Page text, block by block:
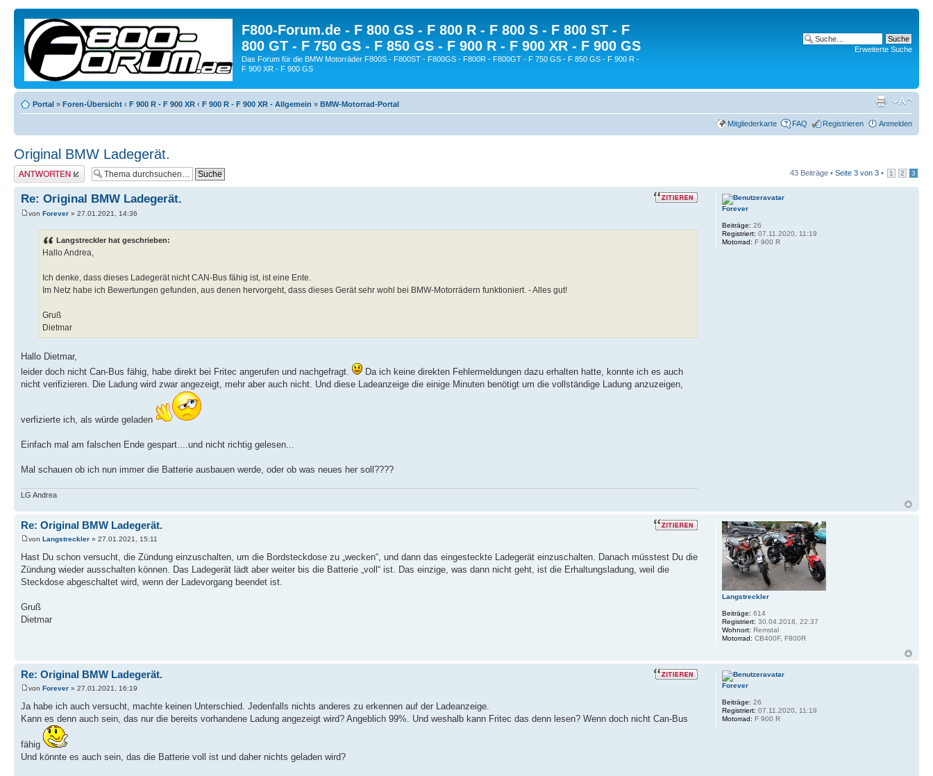
F800-Forum.de - F 800 GS - F 800 R - F 800 S - F 800 ST - F
800 GT - F 750 GS - F 850 GS - F 900 R - F 900 XR - F 900 GS
Das Forum für die BMW Motorräder F800S - F800ST - F800GS - F800R - F800GT - F 750 GS - F 850 GS - F 900 R -
F 900 XR - F 900 GS
Erweiterte Suche
Portal » Foren-Übersicht ‹ F 900 R - F 900 XR ‹ F 900 R - F 900 XR - Allgemein » BMW-Motorrad-Portal
Mitgliederkarte FAQ Registrieren Anmelden
Original BMW Ladegerät.
Antwort schreiben 43 Beiträge • Seite 3 von 3 • 1 2 3
Re: Original BMW Ladegerät.
von Forever » 27.01.2021, 14:36
Langstreckler hat geschrieben:
Hallo Andrea,
Ich denke, dass dieses Ladegerät nicht CAN-Bus fähig ist, ist eine Ente.
Im Netz habe ich Bewertungen gefunden, aus denen hervorgeht, dass dieses Gerät sehr wohl bei BMW-Motorrädern funktioniert. - Alles gut!
Gruß
Dietmar
Hallo Dietmar,
leider doch nicht Can-Bus fähig, habe direkt bei Fritec angerufen und nachgefragt.
Da ich keine direkten Fehlermeldungen dazu erhalten hatte, konnte ich es auch
nicht verifizieren. Die Ladung wird zwar angezeigt, mehr aber auch nicht. Und diese Ladeanzeige die einige Minuten benötigt um die vollständige Ladung anzuzeigen,
verfizierte ich, als würde geladen
Einfach mal am falschen Ende gespart....und nicht richtig gelesen...
Mal schauen ob ich nun immer die Batterie ausbauen werde, oder ob was neues her soll????
LG Andrea
Forever
Beiträge: 26
Registriert: 07.11.2020, 11:19
Motorrad: F 900 R
Re: Original BMW Ladegerät.
von Langstreckler » 27.01.2021, 15:11
Hast Du schon versucht, die Zündung einzuschalten, um die Bordsteckdose zu „wecken“, und dann das eingesteckte Ladegerät einzuschalten. Danach müsstest Du die
Zündung wieder ausschalten können. Das Ladegerät lädt aber weiter bis die Batterie „voll“ ist. Das einzige, was dann nicht geht, ist die Erhaltungsladung, weil die
Steckdose abgeschaltet wird, wenn der Ladevorgang beendet ist.
Gruß
Dietmar
Langstreckler
Beiträge: 614
Registriert: 30.04.2018, 22:37
Wohnort: Remstal
Motorrad: CB400F, F800R
Re: Original BMW Ladegerät.
von Forever » 27.01.2021, 16:19
Ja habe ich auch versucht, machte keinen Unterschied. Jedenfalls nichts anderes zu erkennen auf der Ladeanzeige.
Kann es denn auch sein, das nur die bereits vorhandene Ladung angezeigt wird? Angeblich 99%. Und weshalb kann Fritec das denn lesen? Wenn doch nicht Can-Bus
fähig
Und könnte es auch sein, das die Batterie voll ist und daher nichts geladen wird?
Forever
Beiträge: 26
Registriert: 07.11.2020, 11:19
Motorrad: F 900 R